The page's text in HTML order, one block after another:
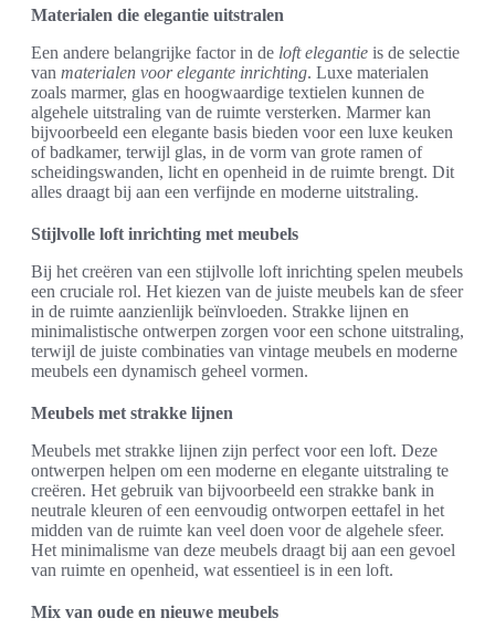
Materialen die elegantie uitstralen
Een andere belangrijke factor in de loft elegantie is de selectie
van materialen voor elegante inrichting. Luxe materialen
zoals marmer, glas en hoogwaardige textielen kunnen de
algehele uitstraling van de ruimte versterken. Marmer kan
bijvoorbeeld een elegante basis bieden voor een luxe keuken
of badkamer, terwijl glas, in de vorm van grote ramen of
scheidingswanden, licht en openheid in de ruimte brengt. Dit
alles draagt bij aan een verfijnde en moderne uitstraling.
Stijlvolle loft inrichting met meubels
Bij het creëren van een stijlvolle loft inrichting spelen meubels
een cruciale rol. Het kiezen van de juiste meubels kan de sfeer
in de ruimte aanzienlijk beïnvloeden. Strakke lijnen en
minimalistische ontwerpen zorgen voor een schone uitstraling,
terwijl de juiste combinaties van vintage meubels en moderne
meubels een dynamisch geheel vormen.
Meubels met strakke lijnen
Meubels met strakke lijnen zijn perfect voor een loft. Deze
ontwerpen helpen om een moderne en elegante uitstraling te
creëren. Het gebruik van bijvoorbeeld een strakke bank in
neutrale kleuren of een eenvoudig ontworpen eettafel in het
midden van de ruimte kan veel doen voor de algehele sfeer.
Het minimalisme van deze meubels draagt bij aan een gevoel
van ruimte en openheid, wat essentieel is in een loft.
Mix van oude en nieuwe meubels